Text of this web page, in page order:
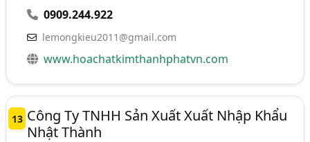
0909.244.922
lemongkieu2011@gmail.com
www.hoachatkimthanhphatvn.com
13 Công Ty TNHH Sản Xuất Xuất Nhập Khẩu
Nhật Thành